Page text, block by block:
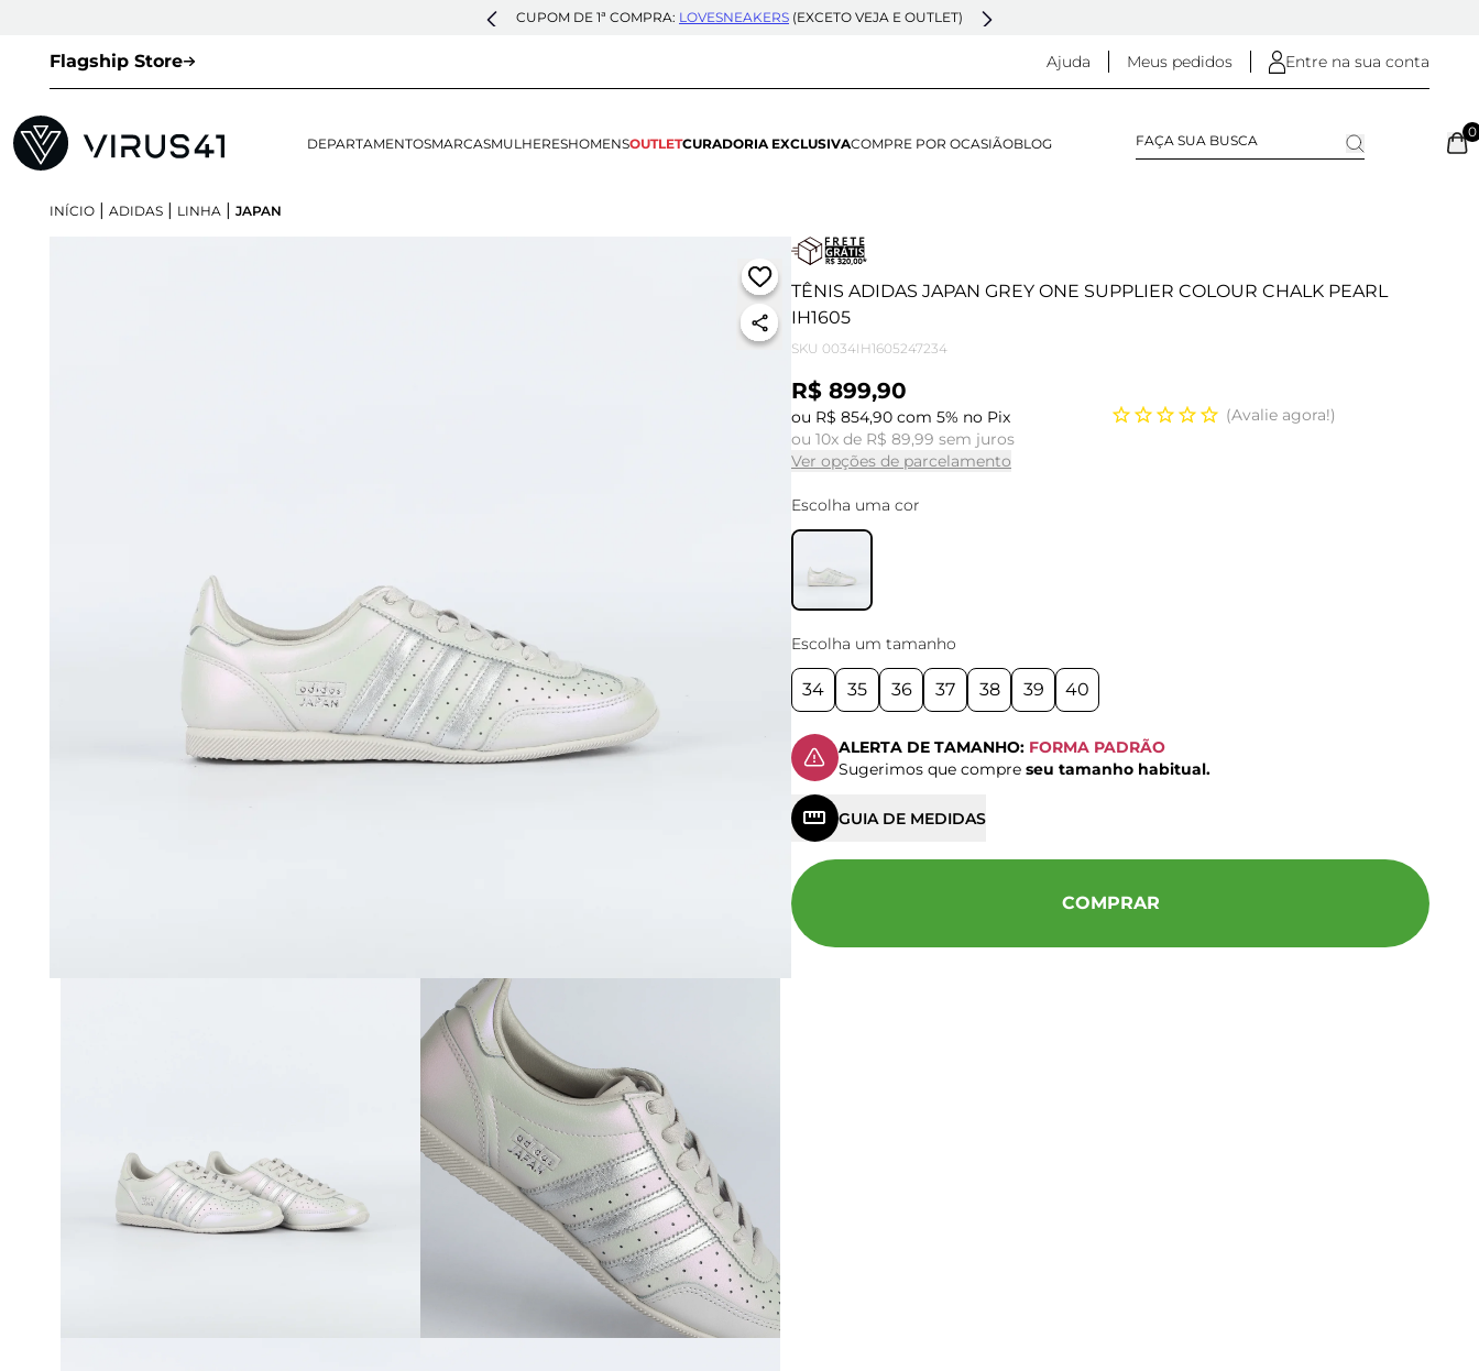
CUPOM DE 1ª COMPRA: LOVESNEAKERS (EXCETO VEJA E OUTLET)
Flagship Store Ajuda Meus pedidos Entre na sua conta
DEPARTAMENTOSMARCASMULHERESHOMENSOUTLETCURADORIA EXCLUSIVACOMPRE POR OCASIÃOBLOG
0
INÍCIO | ADIDAS | LINHA | JAPAN
TÊNIS ADIDAS JAPAN GREY ONE SUPPLIER COLOUR CHALK PEARL
IH1605
SKU 0034IH1605247234
R$ 899,90
ou R$ 854,90 com 5% no Pix
ou 10x de R$ 89,99 sem juros
Ver opções de parcelamento
Avalie agora!
Escolha uma cor
Escolha um tamanho
34 35 36 37 38 39 40
ALERTA DE TAMANHO: FORMA PADRÃO
Sugerimos que compre seu tamanho habitual.
GUIA DE MEDIDAS
COMPRAR